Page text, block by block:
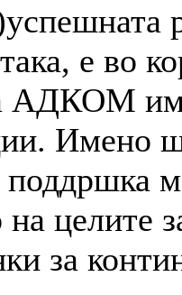
е во
АДКОМ
Имено
поддршка
на
за